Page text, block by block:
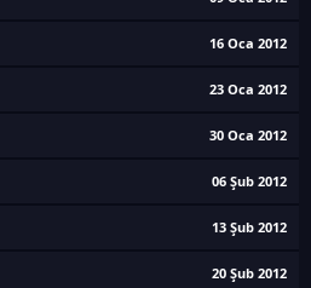
16 Oca 2012
23 Oca 2012
30 Oca 2012
06 Şub 2012
13 Şub 2012
20 Şub 2012